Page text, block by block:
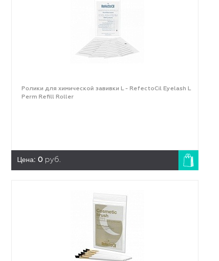
Ролики для химической завивки L - RefectoCil Eyelash L
Perm Refill Roller
Цена: 0 руб.